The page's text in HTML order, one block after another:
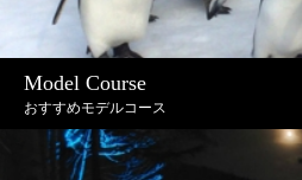
Model Course
おすすめモデルコース